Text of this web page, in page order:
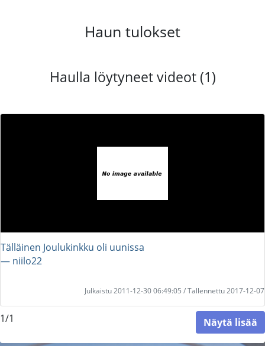
Haun tulokset
Haulla löytyneet videot (1)
Tälläinen Joulukinkku oli uunissa
― niilo22
Julkaistu 2011-12-30 06:49:05 / Tallennettu 2017-12-07
1/1 Näytä lisää